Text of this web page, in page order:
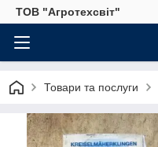
ТОВ "Агротехсвіт"
Товари та послуги